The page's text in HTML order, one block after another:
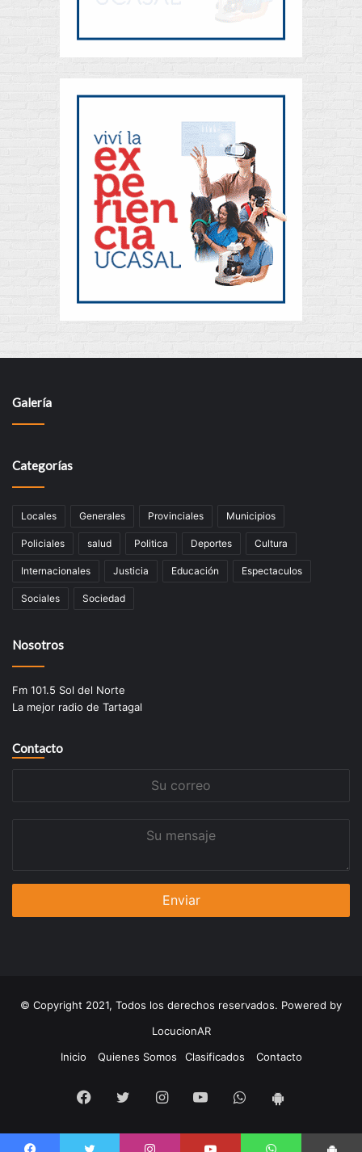
Galería
Categorías
Locales Generales Provinciales Municipios
Policiales salud Politica Deportes Cultura
Internacionales Justicia Educación Espectaculos
Sociales Sociedad
Nosotros
Fm 101.5 Sol del Norte
La mejor radio de Tartagal
Contacto
© Copyright 2021, Todos los derechos reservados. Powered by
LocucionAR
Inicio
Quienes Somos Clasificados Contacto
Facebook
TwitterInstagramYoutubeWhatsapp
Android